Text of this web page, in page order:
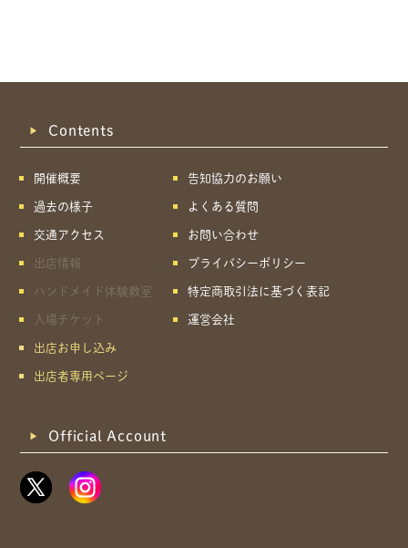
Contents
開催概要
過去の様子
交通アクセス
出店情報
ハンドメイド体験教室
入場チケット
出店お申し込み
出店者専用ページ
告知協力のお願い
よくある質問
お問い合わせ
プライバシーポリシー
特定商取引法に基づく表記
運営会社
Official Account